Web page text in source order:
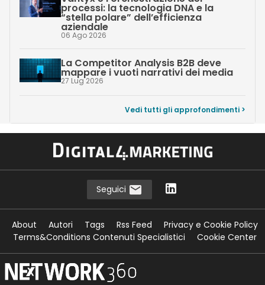
processi: la tecnologia DNA e la
“stella polare” dell’efficienza
aziendale
06 Ago 2026
La Competitor Analysis B2B deve
mappare i vuoti narrativi dei media
27 Lug 2026
Vedi tutti gli approfondimenti >
Seguici
About Autori Tags Rss Feed
Privacy e Cookie Policy
Terms&Conditions Contenuti Specialistici
Cookie Center